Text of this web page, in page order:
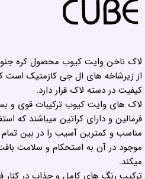
لاک ناخن وایت کیوب محصول کره
از زیرشاخه های ال جی کازمتیک است
کیفیت در دسته لاک قرار دارد.
لاک های وایت کیوب ترکیبات قوی و
فرمالین و دارای کراتین میباشند که
مناسب و کمترین آسیب را در بین تمام
موجود در آن به استحکام و سلامت
میکند.
ترکیب رنگ های کامل و جذاب در کنار